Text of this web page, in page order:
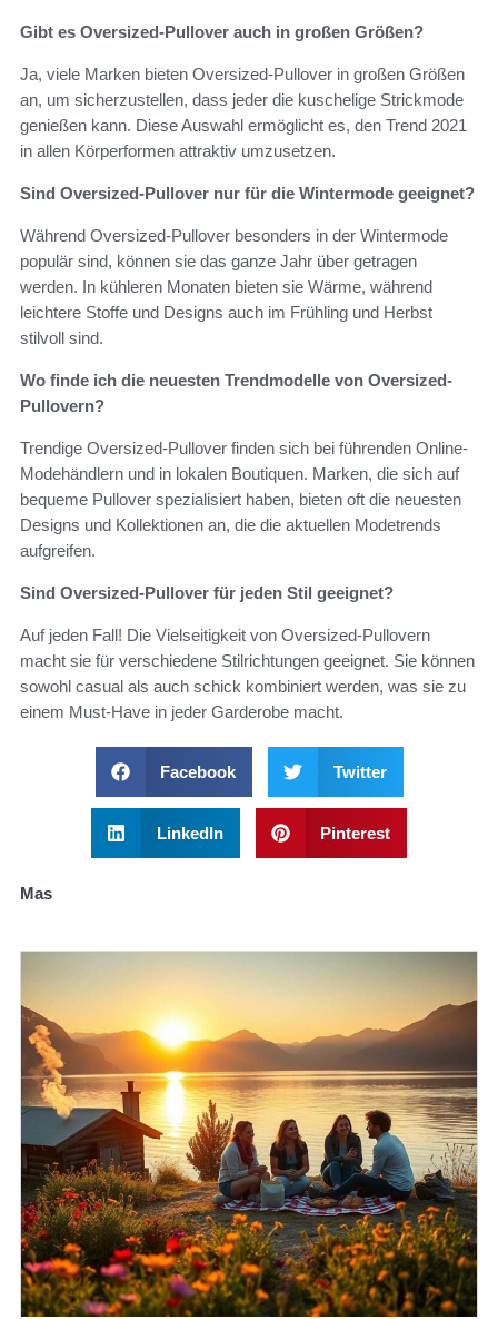
Gibt es Oversized-Pullover auch in großen Größen?
Ja, viele Marken bieten Oversized-Pullover in großen Größen
an, um sicherzustellen, dass jeder die kuschelige Strickmode
genießen kann. Diese Auswahl ermöglicht es, den Trend 2021
in allen Körperformen attraktiv umzusetzen.
Sind Oversized-Pullover nur für die Wintermode geeignet?
Während Oversized-Pullover besonders in der Wintermode
populär sind, können sie das ganze Jahr über getragen
werden. In kühleren Monaten bieten sie Wärme, während
leichtere Stoffe und Designs auch im Frühling und Herbst
stilvoll sind.
Wo finde ich die neuesten Trendmodelle von Oversized-
Pullovern?
Trendige Oversized-Pullover finden sich bei führenden Online-
Modehändlern und in lokalen Boutiquen. Marken, die sich auf
bequeme Pullover spezialisiert haben, bieten oft die neuesten
Designs und Kollektionen an, die die aktuellen Modetrends
aufgreifen.
Sind Oversized-Pullover für jeden Stil geeignet?
Auf jeden Fall! Die Vielseitigkeit von Oversized-Pullovern
macht sie für verschiedene Stilrichtungen geeignet. Sie können
sowohl casual als auch schick kombiniert werden, was sie zu
einem Must-Have in jeder Garderobe macht.
Facebook Twitter
LinkedIn Pinterest
Mas